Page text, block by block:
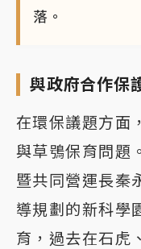
落。
與政府合作保
在環保議題方面
與草鴞保育問題
暨共同營運長秦
導規劃的新科學
育，過去在石虎